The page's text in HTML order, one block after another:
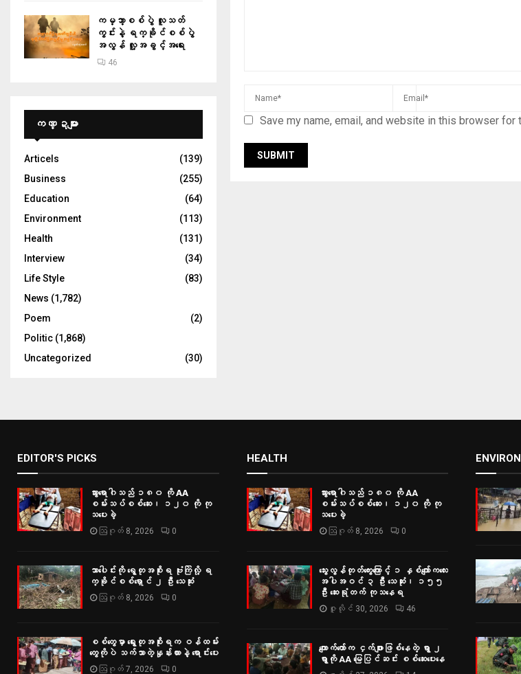
Save my name, email, and website in this browser for
ကမ္ဘာ့စစ်ပွဲ လူသတ်
ကွင်းနဲ့ ရက္ခိုင်စစ်ပွဲ
အလွန် လူ့အခွင့်အရေး
46
ကဏ္ဍများ
Articels
(139)
Business
(255)
Education
(64)
Environment
(113)
Health
(131)
Interview
(34)
Life Style
(83)
News (1,782)
Poem
(2)
Politic (1,868)
Uncategorized
(30)
EDITOR'S PICKS
သွားရောဂါသည် ၁၈၀ ကို AA
စမ်းသပ်စစ်ဆေး၊ ၁၂၀ ကို ကု
သပေးခဲ့
ဩဂုတ် 8, 2026 0
သာပေါင်းကို ရွေတုအစိုးရ ဗုံးကြဲလို့ ရ
က္ခိုင်စစ်ရှောင် ၂ ဦး သေဆုံး
ဩဂုတ် 8, 2026 0
စစ်တွေမှာ ရွေးတုအစိုးရက ဝန်ထမ်း
တွေကိုပဲ သက်သာတဲ့နှုန်းထားနဲ့ ရောင်းပေး
ဩဂုတ် 7, 2026 0
HEALTH
သွားရောဂါသည် ၁၈၀ ကို AA
စမ်းသပ်စစ်ဆေး၊ ၁၂၀ ကို ကု
သပေးခဲ့
ဩဂုတ် 8, 2026 0
သွေးလွန်တုတ်ကွေးကြောင့် ၁ နှစ်ကျော်ကလေး
အပါအဝင် ၃ ဦး သေဆုံး၊ ၁၅၅
ဦး ဆေးရုံတက် ကုသနေရ
ဇူလိုင် 30, 2026 46
ကျောက်တော်က ငှက်ဖျားဖြစ်နေတဲ့ ရွာ ၂
ရွာကို AA မြေပြင်ဆင်း စစ်‌ဆေးပေးနေ